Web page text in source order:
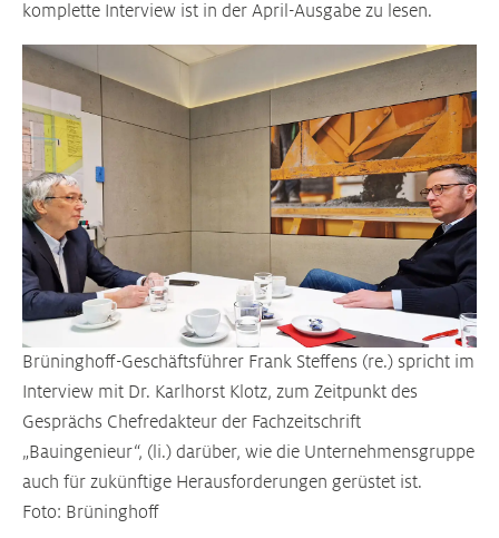
komplette Interview ist in der April-Ausgabe zu lesen.
Brüninghoff-Geschäftsführer Frank Steffens (re.) spricht im
Interview mit Dr. Karlhorst Klotz, zum Zeitpunkt des
Gesprächs Chefredakteur der Fachzeitschrift
„Bauingenieur“, (li.) darüber, wie die Unternehmensgruppe
auch für zukünftige Herausforderungen gerüstet ist.
Foto: Brüninghoff